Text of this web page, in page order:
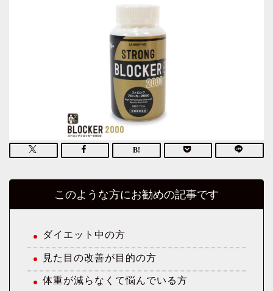
このような方にお勧めの記事です
ダイエット中の方
見た目の改善が目的の方
体重が減らなくて悩んでいる方